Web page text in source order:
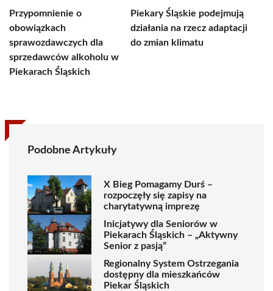
Przypomnienie o
obowiązkach
sprawozdawczych dla
sprzedawców alkoholu w
Piekarach Śląskich
Piekary Śląskie podejmują
działania na rzecz adaptacji
do zmian klimatu
Podobne Artykuły
X Bieg Pomagamy Durś –
rozpoczęły się zapisy na
charytatywną imprezę
Inicjatywy dla Seniorów w
Piekarach Śląskich – „Aktywny
Senior z pasją”
Regionalny System Ostrzegania
dostępny dla mieszkańców
Piekar Śląskich